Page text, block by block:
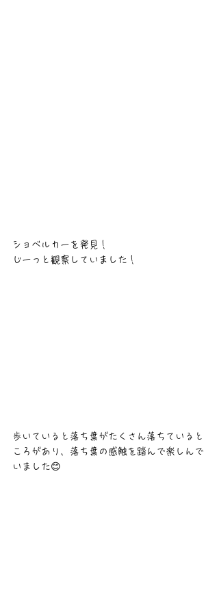
ショベルカーを発見！
じーっと観察していました！
歩いていると落ち葉がたくさん落ちていると
ころがあり、落ち葉の感触を踏んで楽しんで
いました😊